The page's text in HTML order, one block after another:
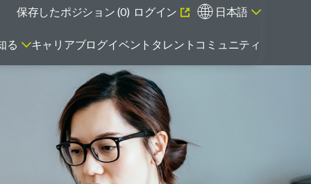
日本語
ログイン
保存したポジション (0)
エマージング・タレントとは
リモートワーク
のポジションを
る キャリアブログイベント タレントコミュニティ